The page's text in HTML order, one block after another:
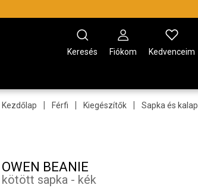
Keresés Fiókom Kedvenceim
Kezdőlap | Férfi | Kiegészítők | Sapka és kalap
OWEN BEANIE
kötött sapka - kék